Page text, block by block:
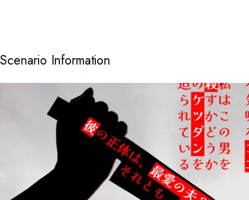
Scenario Information